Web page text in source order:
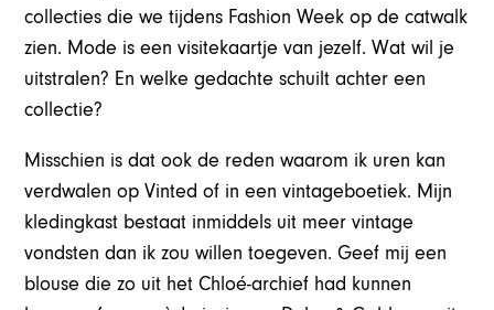
collecties die we tijdens Fashion Week op de catwalk
zien. Mode is een visitekaartje van jezelf. Wat wil je
uitstralen? En welke gedachte schuilt achter een
collectie?
Misschien is dat ook de reden waarom ik uren kan
verdwalen op Vinted of in een vintageboetiek. Mijn
kledingkast bestaat inmiddels uit meer vintage
vondsten dan ik zou willen toegeven. Geef mij een
blouse die zo uit het Chloé-archief had kunnen